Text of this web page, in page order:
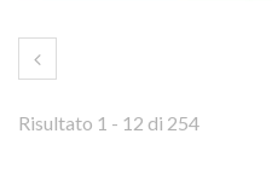
Risultato 1 - 12 di 254